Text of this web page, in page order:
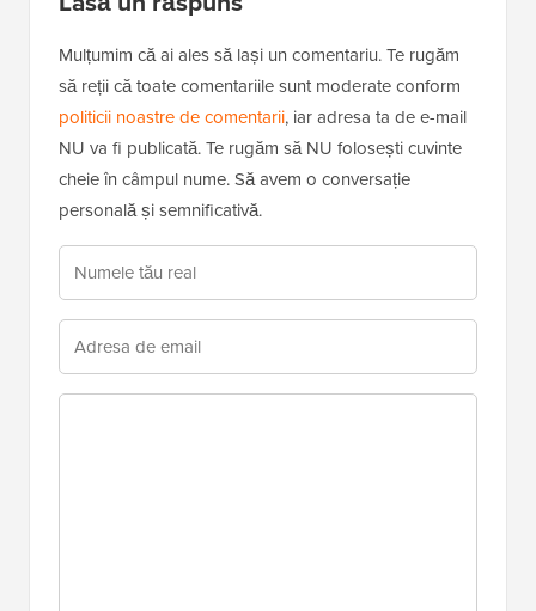
Mulțumim că ai ales să lași un comentariu. Te rugăm
să reții că toate comentariile sunt moderate conform
politicii noastre de comentarii, iar adresa ta de e-mail
NU va fi publicată. Te rugăm să NU folosești cuvinte
cheie în câmpul nume. Să avem o conversație
personală și semnificativă.